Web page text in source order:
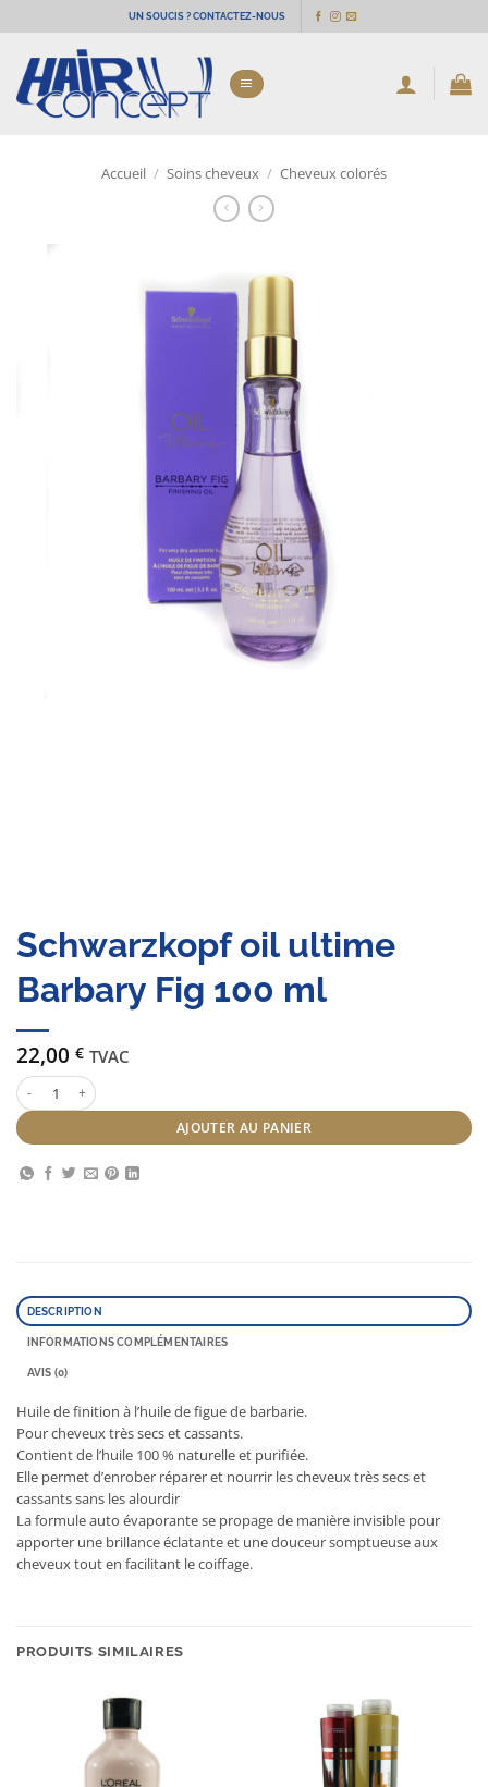
au
contenu
UN SOUCIS ? CONTACTEZ-NOUS
Accueil / Soins cheveux / Cheveux colorés
Schwarzkopf oil ultime
Barbary Fig 100 ml
22,00 € TVAC
quantité de Schwarzkopf oil ultime Barbary Fig 100 ml
AJOUTER AU PANIER
DESCRIPTION
INFORMATIONS COMPLÉMENTAIRES
AVIS (0)
Huile de finition à l’huile de figue de barbarie.
Pour cheveux très secs et cassants.
Contient de l’huile 100 % naturelle et purifiée.
Elle permet d’enrober réparer et nourrir les cheveux très secs et
cassants sans les alourdir
La formule auto évaporante se propage de manière invisible pour
apporter une brillance éclatante et une douceur somptueuse aux
cheveux tout en facilitant le coiffage.
PRODUITS SIMILAIRES